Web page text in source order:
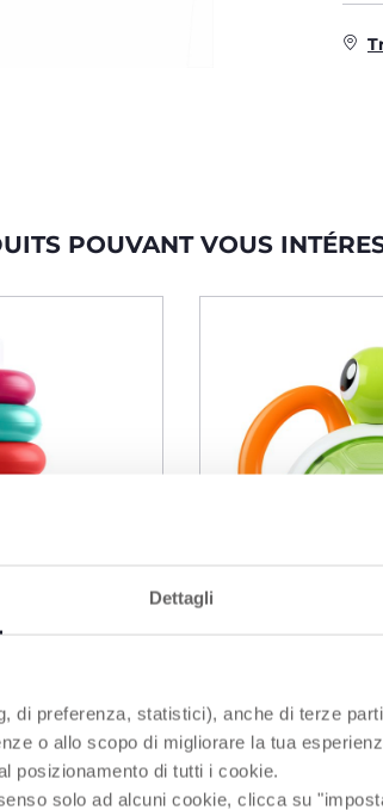
Dettagli
di preferenza, statistici), anche di terze
o allo scopo di migliorare la tua
posizionamento di tutti i cookie.
solo ad alcuni cookie, clicca su
POUVANT VOUS
Hochet